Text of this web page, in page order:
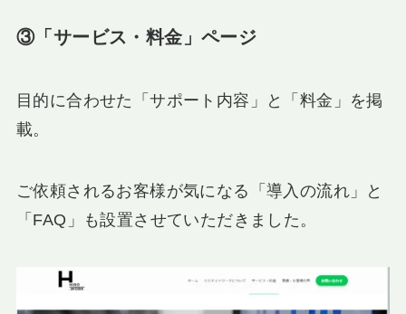
③「サービス・料金」ページ
目的に合わせた「サポート内容」と「料金」を掲
載。
ご依頼されるお客様が気になる「導入の流れ」と
「FAQ」も設置させていただきました。